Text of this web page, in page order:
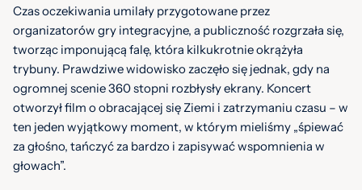
Czas oczekiwania umilały przygotowane przez
organizatorów gry integracyjne, a publiczność rozgrzała się,
tworząc imponującą falę, która kilkukrotnie okrążyła
trybuny. Prawdziwe widowisko zaczęło się jednak, gdy na
ogromnej scenie 360 stopni rozbłysły ekrany. Koncert
otworzył film o obracającej się Ziemi i zatrzymaniu czasu – w
ten jeden wyjątkowy moment, w którym mieliśmy „śpiewać
za głośno, tańczyć za bardzo i zapisywać wspomnienia w
głowach”.